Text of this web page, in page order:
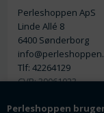
Perleshoppen
Perleshoppen ApS
Linde Allé 8
6400 Sønderborg
Tlf: 42264129
CVR: 39061023